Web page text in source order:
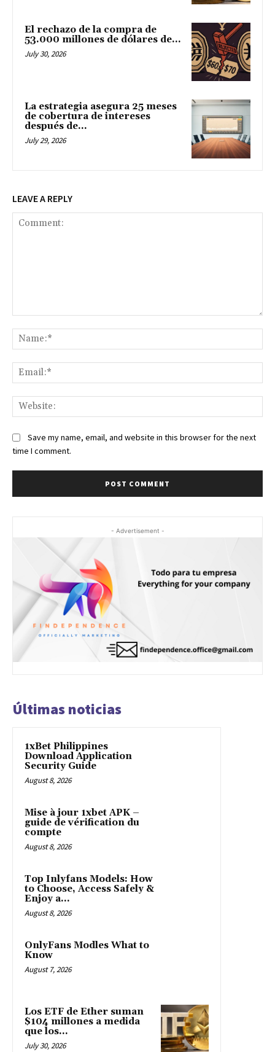
El rechazo de la compra de
53.000 millones de dólares de...
July 30, 2026
La estrategia asegura 25 meses
de cobertura de intereses
después de...
July 29, 2026
LEAVE A REPLY
Save my name, email, and website in this browser for the next
time I comment.
- Advertisement -
Últimas noticias
1xBet Philippines
Download Application
Security Guide
August 8, 2026
Mise à jour 1xbet APK –
guide de vérification du
compte
August 8, 2026
Top Inlyfans Models: How
to Choose, Access Safely &
Enjoy a...
August 8, 2026
OnlyFans Modles What to
Know
August 7, 2026
Los ETF de Ether suman
$104 millones a medida
que los...
July 30, 2026